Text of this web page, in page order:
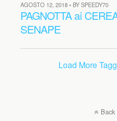
AGOSTO 12, 2018 • BY SPEEDY70
PAGNOTTA ai
SENAPE
Load More